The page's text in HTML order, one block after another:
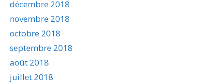
décembre 2018
novembre 2018
octobre 2018
septembre 2018
août 2018
juillet 2018